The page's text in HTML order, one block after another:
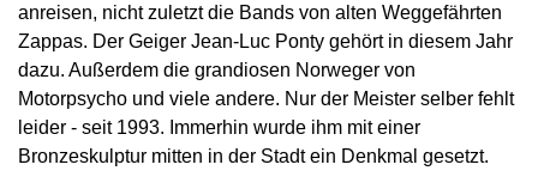
anreisen, nicht zuletzt die Bands von alten Weggefährten
Zappas. Der Geiger Jean-Luc Ponty gehört in diesem Jahr
dazu. Außerdem die grandiosen Norweger von
Motorpsycho und viele andere. Nur der Meister selber fehlt
leider - seit 1993. Immerhin wurde ihm mit einer
Bronzeskulptur mitten in der Stadt ein Denkmal gesetzt.